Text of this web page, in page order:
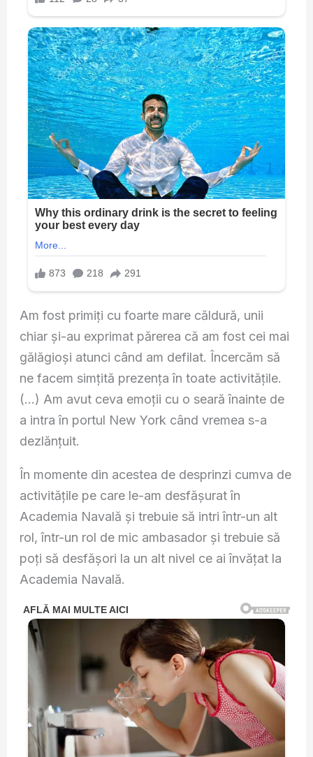
Am fost primiți cu foarte mare căldură, unii
chiar și-au exprimat părerea că am fost cei mai
gălăgioși atunci când am defilat. Încercăm să
ne facem simțită prezența în toate activitățile.
(…) Am avut ceva emoții cu o seară înainte de
a intra în portul New York când vremea s-a
dezlănțuit.
În momente din acestea de desprinzi cumva de
activitățile pe care le-am desfășurat în
Academia Navală și trebuie să intri într-un alt
rol, într-un rol de mic ambasador și trebuie să
poți să desfășori la un alt nivel ce ai învățat la
Academia Navală.